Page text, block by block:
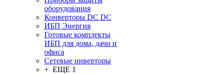
оборудования
Конверторы DC DC
ИБП Энергия
Готовые комплекты
ИБП для дома, дачи и
офиса
Сетевые инверторы
+ ЕЩЕ 1